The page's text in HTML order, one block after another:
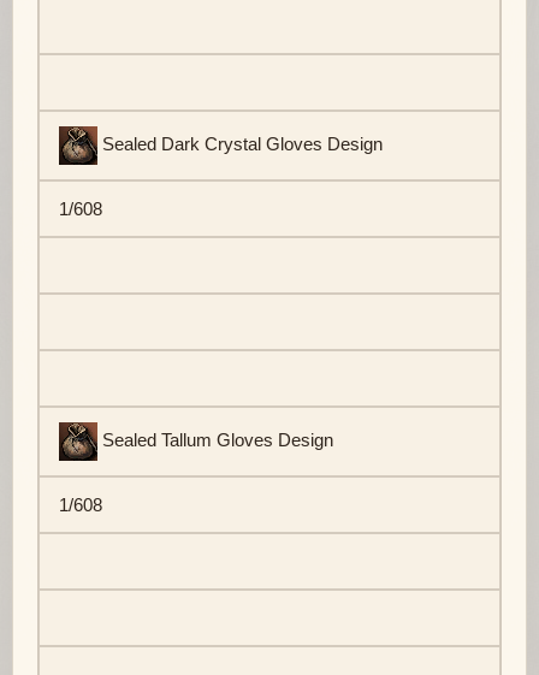
Sealed Dark Crystal Gloves Design
1/608
Sealed Tallum Gloves Design
1/608